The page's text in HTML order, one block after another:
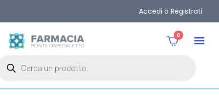
Accedi o Registrati
0